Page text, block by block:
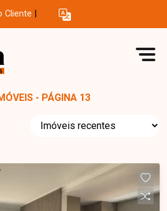
Cliente
- PÁGINA 13